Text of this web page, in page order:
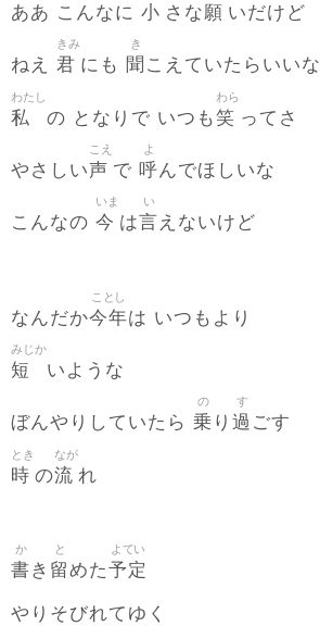
ああ こんなに 小 さな願 いだけど
ねえ 君
きみ
にも 聞
き
こえていたらいいな
私
わたし
の となりで いつも笑
わら
ってさ
やさしい声
こえ
で 呼
よ
んでほしいな
こんなの 今
いま
は言
い
えないけど
なんだか今年
ことし
は いつもより
短
みじか
いような
ぼんやりしていたら 乗
の
り 過
す
ごす
時
とき
の流
なが
れ
書
か
き 留
と
めた予定
よてい
やりそびれてゆく